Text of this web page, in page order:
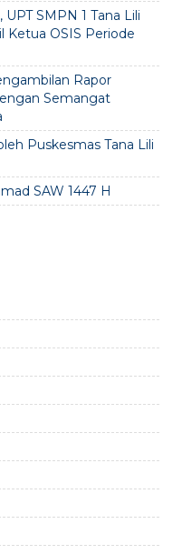
SMPN 1 Tana Lili
Ketua OSIS Periode
Rapor
Semangat
Puskesmas Tana Lili
SAW 1447 H